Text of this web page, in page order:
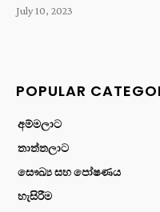
July 10, 2023
POPULAR
අම්මලාට
තාත්තලාට
සෞඛ්‍ය සහ පෝෂණය
හැසිරීම